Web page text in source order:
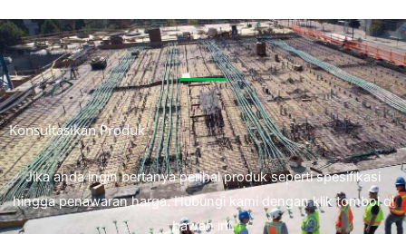
Konsultasikan Produk
Jika anda ingin bertanya perihal produk seperti spesifikasi
hingga penawaran harga. Hubungi kami dengan klik tombol di
bawah ini.